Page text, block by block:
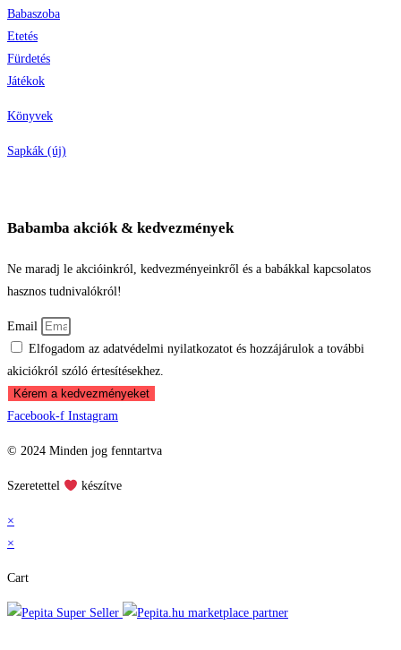
Babaszoba
Etetés
Fürdetés
Játékok
Könyvek
Sapkák (új)
Babamba akciók & kedvezmények
Ne maradj le akcióinkról, kedvezményeinkről és a babákkal kapcsolatos
hasznos tudnivalókról!
Email
Elfogadom az adatvédelmi nyilatkozatot és hozzájárulok a további
akiciókról szóló értesítésekhez.
Kérem a kedvezményeket
Facebook-f Instagram
© 2024 Minden jog fenntartva
Szeretettel készítve
×
×
Cart
marketplace partner